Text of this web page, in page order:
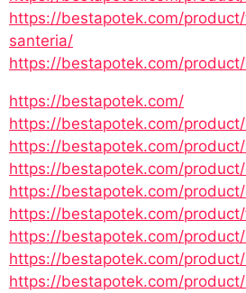
https://bestapotek.com/
santeria/
https://bestapotek.com/
https://bestapotek.com/
https://bestapotek.com/
https://bestapotek.com/
https://bestapotek.com/
https://bestapotek.com/
https://bestapotek.com/
https://bestapotek.com/
https://bestapotek.com/
https://bestapotek.com/